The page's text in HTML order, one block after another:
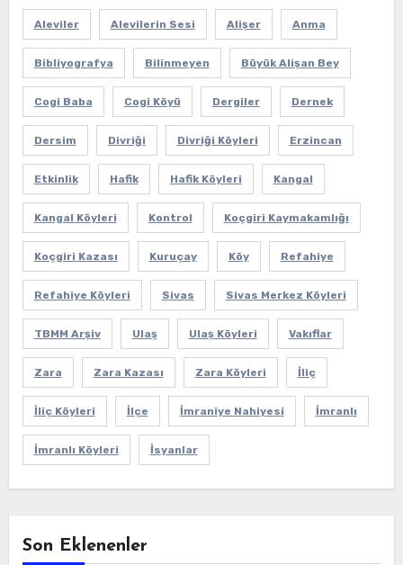
Aleviler Alevilerin Sesi Alişer Anma
Bibliyografya Bilinmeyen Büyük Alişan Bey
Cogi Baba Cogi Köyü Dergiler Dernek
Dersim Divriği Divriği Köyleri Erzincan
Etkinlik Hafik Hafik Köyleri Kangal
Kangal Köyleri Kontrol Koçgiri Kaymakamlığı
Koçgiri Kazası Kuruçay Köy Refahiye
Refahiye Köyleri Sivas Sivas Merkez Köyleri
TBMM Arşiv Ulaş Ulaş Köyleri Vakıflar
Zara Zara Kazası Zara Köyleri İliç
İliç Köyleri İlçe İmraniye Nahiyesi İmranlı
İmranlı Köyleri İsyanlar
Son Eklenenler